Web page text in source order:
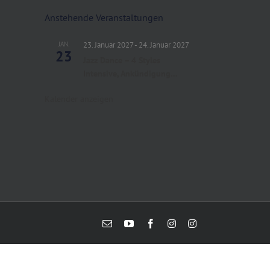
Anstehende Veranstaltungen
JAN.
23
23. Januar 2027- 24. Januar 2027
E-
YouTubeFacebookInstagramInstagram